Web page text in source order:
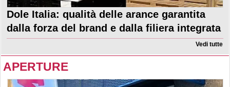
Dole Italia: qualità delle arance garantita
dalla forza del brand e dalla filiera integrata
Vedi tutte
APERTURE